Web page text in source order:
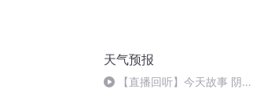
天气预报
【直播回听】今天故事 阴阳